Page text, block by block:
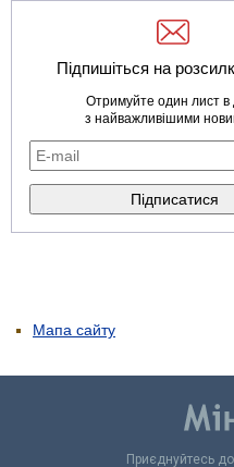
Підпишіться на
Отримуйте один лист в
з найважливішими
Мапа сайту
Приєднуйтесь